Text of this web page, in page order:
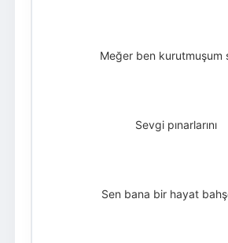
Meğer ben kurutmuşum
Sevgi pınarlarını
Sen bana bir hayat